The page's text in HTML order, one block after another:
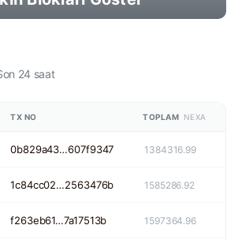
24 saat
TX NO TOPLAM NEXA
0b829a43…607f9347 1384316.99
1c84cc02…2563476b 1585286.92
f263eb61…7a17513b 1597364.96